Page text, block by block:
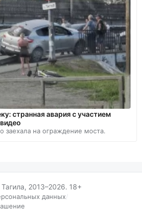
странная авария с участием
заехала на ограждение моста.
2013–2026. 18+
данных/